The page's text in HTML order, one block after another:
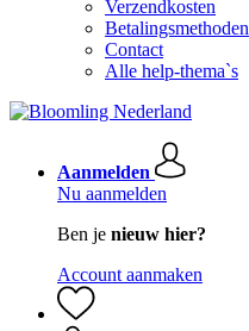
Verzendkosten
Betalingsmethoden
Contact
Alle help-thema`s
Aanmelden
Nu aanmelden
Ben je nieuw hier?
Account aanmaken